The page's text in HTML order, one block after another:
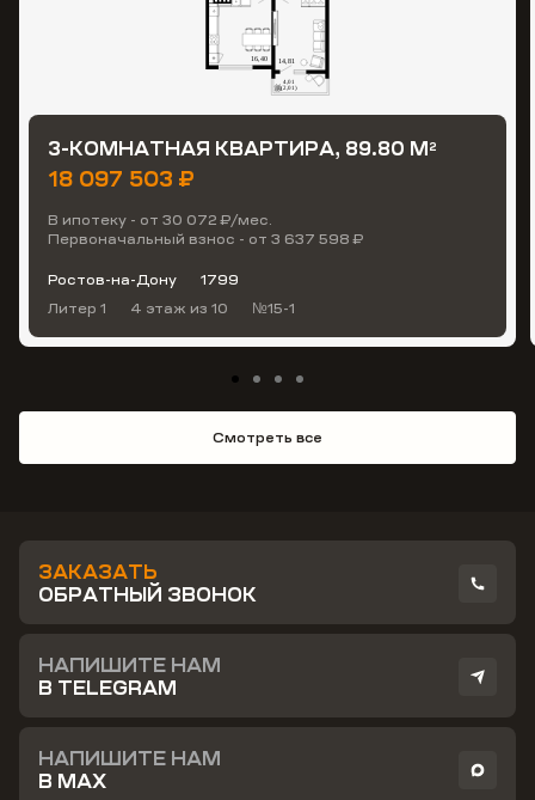
3-КОМНАТНАЯ КВАРТИРА, 89.80 М2
18 097 503 ₽
В ипотеку - от 30 072 ₽/мес.
Первоначальный взнос - от 3 637 598 ₽
Ростов-на-Дону
1799
Литер 1
4 этаж из 10 №15-1
Смотреть все
ЗАКАЗАТЬ
ОБРАТНЫЙ ЗВОНОК
НАПИШИТЕ НАМ
В TELEGRAM
НАПИШИТЕ НАМ
В MAX